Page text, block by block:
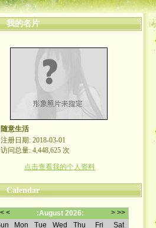
我的名片
随意生活
注册日期: 2018-03-01
访问总量: 4,448,625 次
点击查看我的个人资料
Calendar